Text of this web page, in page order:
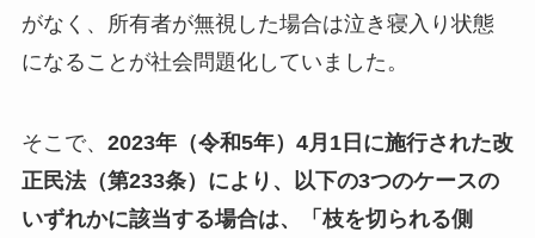
がなく、所有者が無視した場合は泣き寝入り状態
になることが社会問題化していました。
そこで、 2023年（令和5年）4月1日に施行された改
正民法（第233条）により、以下の3つのケースの
いずれかに該当する場合は、「枝を切られる側